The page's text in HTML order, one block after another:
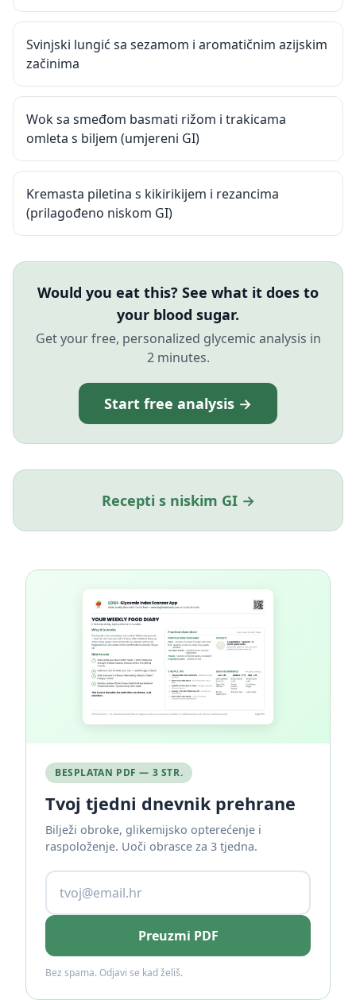
Svinjski lungić sa sezamom i aromatičnim azijskim
začinima
Wok sa smeđom basmati rižom i trakicama
omleta s biljem (umjereni GI)
Kremasta piletina s kikirikijem i rezancima
(prilagođeno niskom GI)
Would you eat this? See what it does to
your blood sugar.
Get your free, personalized glycemic analysis in
2 minutes.
Start free analysis →
Recepti s niskim GI →
BESPLATAN PDF — 3 STR.
Tvoj tjedni dnevnik prehrane
Bilježi obroke, glikemijsko opterećenje i
raspoloženje. Uoči obrasce za 3 tjedna.
Preuzmi PDF
Bez spama. Odjavi se kad želiš.